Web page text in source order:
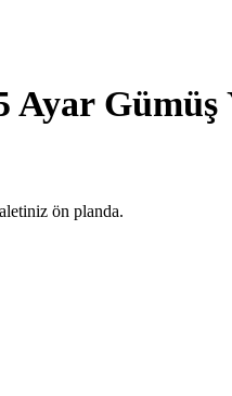
Ayar
ön planda.